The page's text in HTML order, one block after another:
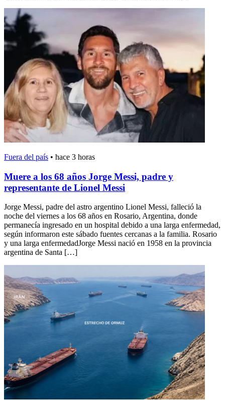
Fuera del país • hace 3 horas
Muere a los 68 años Jorge Messi, padre y
representante de Lionel Messi
Jorge Messi, padre del astro argentino Lionel Messi, falleció la
noche del viernes a los 68 años en Rosario, Argentina, donde
permanecía ingresado en un hospital debido a una larga enfermedad,
según informaron este sábado fuentes cercanas a la familia. Rosario
y una larga enfermedadJorge Messi nació en 1958 en la provincia
argentina de Santa […]